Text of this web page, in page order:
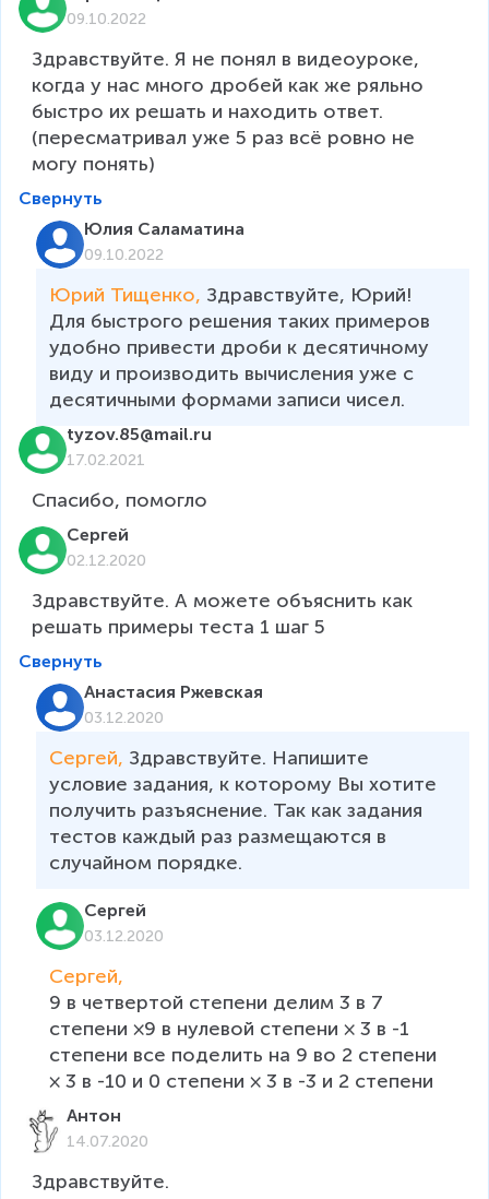
09.10.2022
Здравствуйте. Я не понял в видеоуроке,
когда у нас много дробей как же ряльно
быстро их решать и находить ответ.
(пересматривал уже 5 раз всё ровно не
Свернуть
Юлия Саламатина
09.10.2022
Юрий Тищенко, Здравствуйте, Юрий!
Для быстрого решения таких примеров
удобно привести дроби к десятичному
виду и производить вычисления уже с
десятичными формами записи чисел.
tyzov.85@mail.ru
17.02.2021
Спасибо, помогло
Сергей
02.12.2020
Здравствуйте. А можете объяснить как
решать примеры теста 1 шаг 5
Свернуть
Анастасия Ржевская
03.12.2020
Сергей, Здравствуйте. Напишите
условие задания, к которому Вы хотите
получить разъяснение. Так как задания
тестов каждый раз размещаются в
случайном порядке.
Сергей
03.12.2020
Сергей,
9 в четвертой степени делим 3 в 7
степени ×9 в нулевой степени × 3 в -1
степени все поделить на 9 во 2 степени
× 3 в -10 и 0 степени × 3 в -3 и 2 степени
Антон
14.07.2020
Здравствуйте.